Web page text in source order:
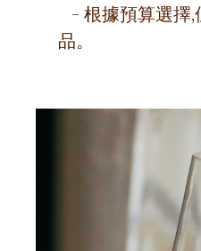
- 根據預算選擇,
品。